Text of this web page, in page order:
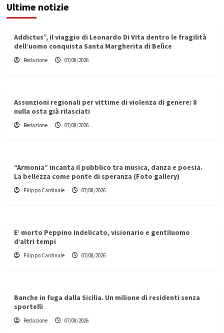
Ultime notizie
Addictus”, il viaggio di Leonardo Di Vita dentro le fragilità
dell’uomo conquista Santa Margherita di Belìce
Redazione 07/08/2026
Assunzioni regionali per vittime di violenza di genere: 8
nulla osta già rilasciati
Redazione 07/08/2026
“Armonia” incanta il pubblico tra musica, danza e poesia.
La bellezza come ponte di speranza (Foto gallery)
Filippo Cardinale 07/08/2026
E’ morto Peppino Indelicato, visionario e gentiluomo
d’altri tempi
Filippo Cardinale 07/08/2026
Banche in fuga dalla Sicilia. Un milione di residenti senza
sportelli
Redazione 07/08/2026